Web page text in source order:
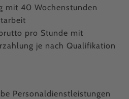
mit 40 Wochenstunden
pro Stunde mit
je nach Qualifikation
Personaldienstleistungen